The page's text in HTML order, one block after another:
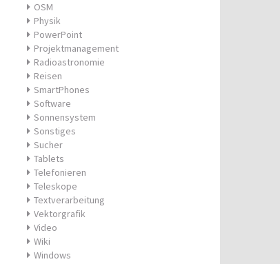
OSM
Physik
PowerPoint
Projektmanagement
Radioastronomie
Reisen
SmartPhones
Software
Sonnensystem
Sonstiges
Sucher
Tablets
Telefonieren
Teleskope
Textverarbeitung
Vektorgrafik
Video
Wiki
Windows